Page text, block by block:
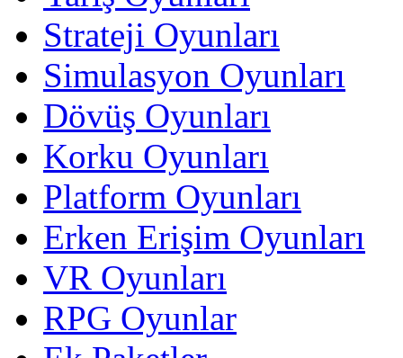
Strateji Oyunları
Simulasyon Oyunları
Dövüş Oyunları
Korku Oyunları
Platform Oyunları
Erken Erişim Oyunları
VR Oyunları
RPG Oyunlar